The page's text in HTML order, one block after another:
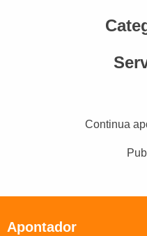
Continua
Apontador